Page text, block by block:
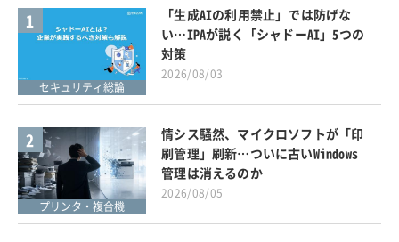
1
セキュリティ総論
「生成AIの利用禁止」では防げな
い…IPAが説く「シャドーAI」5つの
対策
2026/08/03
2
プリンタ・複合機
情シス騒然、マイクロソフトが「印
刷管理」刷新…ついに古いWindows
管理は消えるのか
2026/08/05